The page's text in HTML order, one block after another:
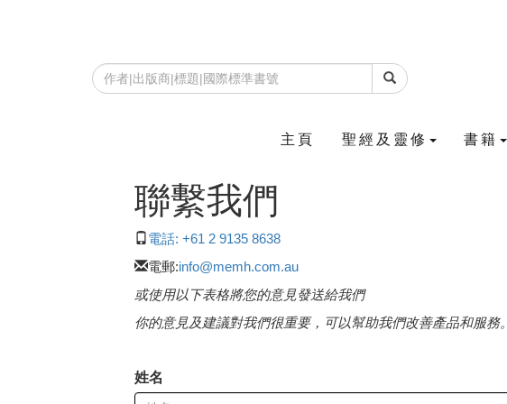
主頁 聖經及靈修 書籍
聯繫我們
電話: +61 2 9135 8638
電郵:info@memh.com.au
或使用以下表格將您的意見發送給我們
你的意見及建議對我們很重要，可以幫助我們改善產品和服務。
姓名